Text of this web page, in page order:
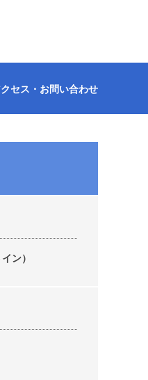
セス・お問い合わせ
ン）